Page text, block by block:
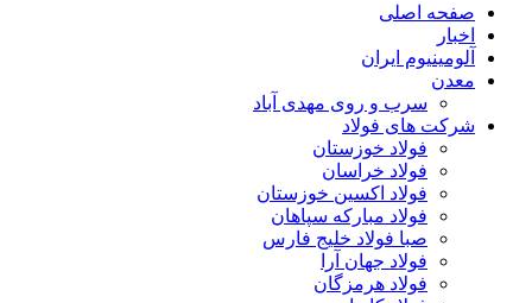
صفحه اصلی
اخبار
آلومینیوم ایران
معدن
سرب و روی مهدی آباد
شرکت های فولاد
فولاد خوزستان
فولاد خراسان
فولاد اکسین خوزستان
فولاد مبارکه سپاهان
صبا فولاد خلیج فارس
فولاد جهان آرا
فولاد هرمزگان